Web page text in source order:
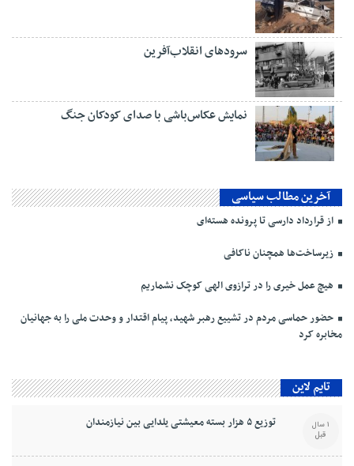
سرودهای انقلاب‌آفرین
نمایش عکاس‌باشی با صدای کودکان جنگ
آخرین مطالب سیاسی
از قرارداد دارسی تا پرونده هسته‌ای
زیرساخت‌ها همچنان ناکافی
هیچ عمل خیری را در ترازوی الهی کوچک نشماریم
حضور حماسی مردم در تشییع رهبر شهید، پیام اقتدار و وحدت ملی را به جهانیان
مخابره کرد
تایم لاین
توزیع ۵ هزار بسته معیشتی یلدایی بین نیازمندان 1 سال
قبل